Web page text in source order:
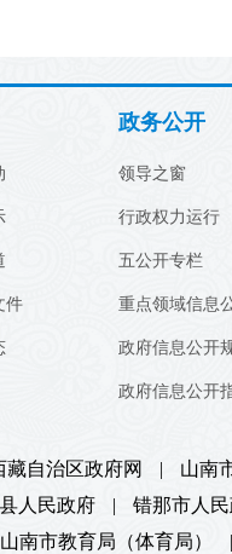
件
政务公开
领导之窗
行政权力运行
五公开专栏
重点领域信息
政府信息公开
政府信息公开
藏自治区政府网 | 山南
人民政府 | 错那市人
山南市教育局（体育局） |